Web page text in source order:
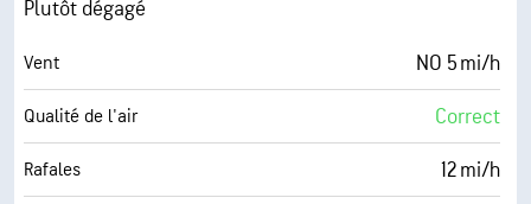
Couverture nuageuse 26 %
Visibilité 10 mi
Plafond nuageux 30000 pi
Plutôt dégagé
Vent NO 5 mi/h
Qualité de l'air Correct
Rafales 12 mi/h